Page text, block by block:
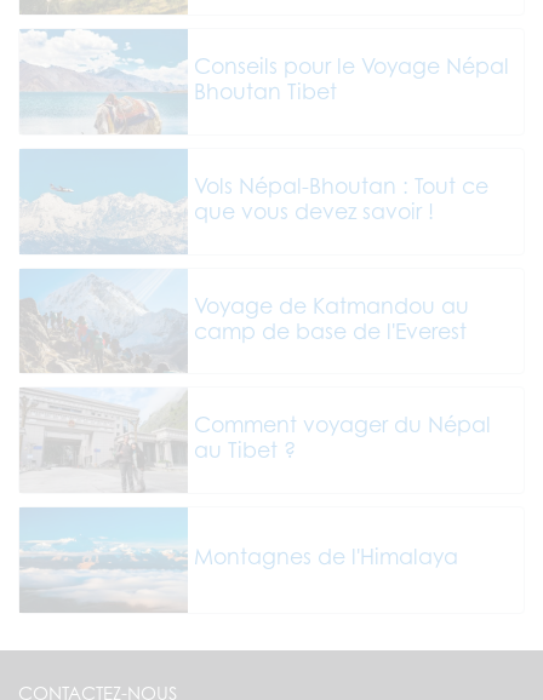
Conseils pour le Voyage Népal
Bhoutan Tibet
Vols Népal-Bhoutan : Tout ce
que vous devez savoir !
Voyage de Katmandou au
camp de base de l'Everest
Comment voyager du Népal
au Tibet ?
Montagnes de l'Himalaya
CONTACTEZ-NOUS